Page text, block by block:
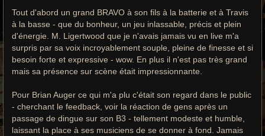
Tout d'abord un grand BRAVO à son fils à la batterie et à Travis
à la basse - que du bonheur, un jeu inlassable, précis et plein
d'énergie. M. Ligertwood que je n'avais jamais vu en live m'a
surpris par sa voix incroyablement souple, pleine de finesse et si
besoin forte et expressive - wow. En plus il n'est pas très grand
mais sa présence sur scène était impressionnante.
Pour Brian Auger ce qui m'a plu c'était son regard dans le public
- cherchant le feedback, voir la réaction de gens après un
passage de dingue sur son B3 - tellement modeste et humble,
laissant la place à ses musiciens de se donner à fond. Jamais